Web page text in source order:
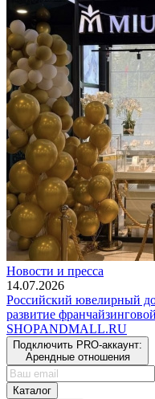
Новости и пресса
14.07.2026
Российский ювелирный
развитие
SHOPANDMALL.RU
Подключить PRO-аккаунт:
Арендные отношения
Каталог